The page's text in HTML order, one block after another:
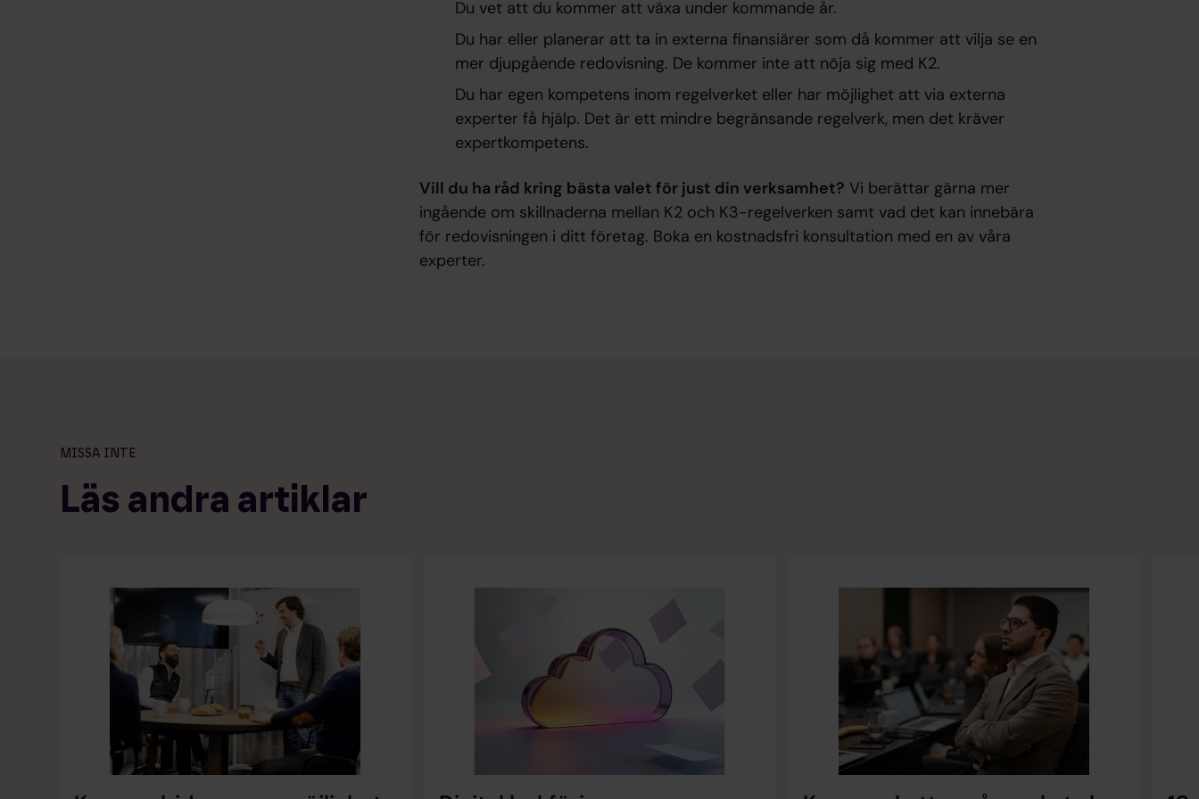
Du vet att du kommer att växa under kommande år.
Du har eller planerar att ta in externa finansiärer som då kommer att vilja se en
mer djupgående redovisning. De kommer inte att nöja sig med K2.
Du har egen kompetens inom regelverket eller har möjlighet att via externa
experter få hjälp. Det är ett mindre begränsande regelverk, men det kräver
expertkompetens.
Vill du ha råd kring bästa valet för just din verksamhet? Vi berättar gärna mer
ingående om skillnaderna mellan K2 och K3-regelverken samt vad det kan innebära
för redovisningen i ditt företag. Boka en kostnadsfri konsultation med en av våra
experter.
MISSA INTE
Läs andra artiklar